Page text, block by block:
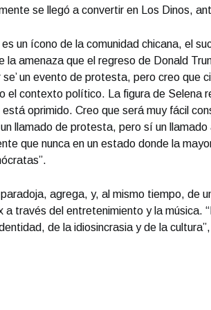
se llegó a convertir en Los Dinos,
un ícono de la comunidad chicana, el
la amenaza que el regreso de Donald
se’ un evento de protesta, pero creo que
el contexto político. La figura de Selena
oprimido. Creo que será muy fácil
llamado de protesta, pero sí un
que nunca en un estado donde la
agrega, y, al mismo tiempo, de
a través del entretenimiento y la música.
de la idiosincrasia y de la
Portada Octubre